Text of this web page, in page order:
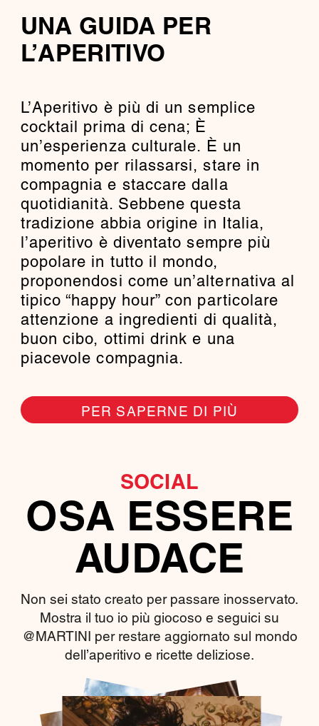
UNA GUIDA PER
L’APERITIVO
L’Aperitivo è più di un semplice
cocktail prima di cena; È
un’esperienza culturale. È un
momento per rilassarsi, stare in
compagnia e staccare dalla
quotidianità. Sebbene questa
tradizione abbia origine in Italia,
l’aperitivo è diventato sempre più
popolare in tutto il mondo,
proponendosi come un’alternativa al
tipico “happy hour” con particolare
attenzione a ingredienti di qualità,
buon cibo, ottimi drink e una
piacevole compagnia.
PER SAPERNE DI PIÙ
SOCIAL
OSA ESSERE
AUDACE
Non sei stato creato per passare inosservato.
Mostra il tuo io più giocoso e seguici su
@MARTINI per restare aggiornato sul mondo
dell’aperitivo e ricette deliziose.